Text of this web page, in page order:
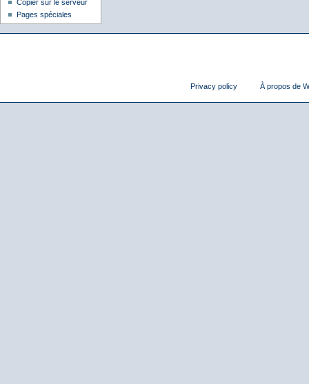
Copier sur le serveur
Pages spéciales
Privacy policy À propos de